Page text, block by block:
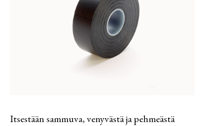
Itsestään sammuva, venyvästä ja pehmeästä